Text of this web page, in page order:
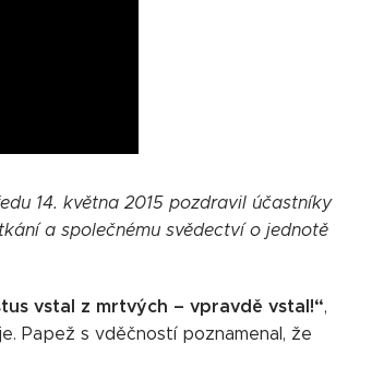
14. května 2015 pozdravil účastníky
a společnému svědectví o jednotě
vstal z mrtvých – vpravdě vstal!“,
Papež s vděčností poznamenal, že